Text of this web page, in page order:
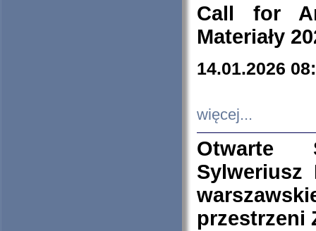
Call for
Materiały
14.01.2026
więcej...
Otwarte
Sylweriusz
przestrzeni